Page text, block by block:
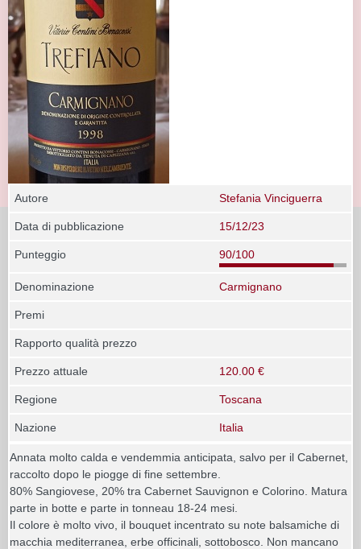
Autore Stefania Vinciguerra
Data di pubblicazione 15/12/23
Punteggio 90/100
Denominazione Carmignano
Premi
Rapporto qualità prezzo
Prezzo attuale 120.00 €
Regione Toscana
Nazione Italia
Annata molto calda e vendemmia anticipata, salvo per il Cabernet,
raccolto dopo le piogge di fine settembre.
80% Sangiovese, 20% tra Cabernet Sauvignon e Colorino. Matura
parte in botte e parte in tonneau 18-24 mesi.
Il colore è molto vivo, il bouquet incentrato su note balsamiche di
macchia mediterranea, erbe officinali, sottobosco. Non mancano